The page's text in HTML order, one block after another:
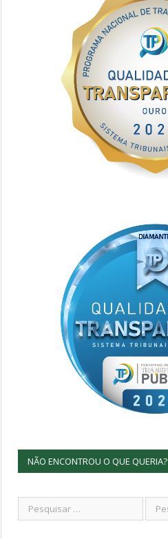
NÃO ENCONTROU O QUE QUERIA?